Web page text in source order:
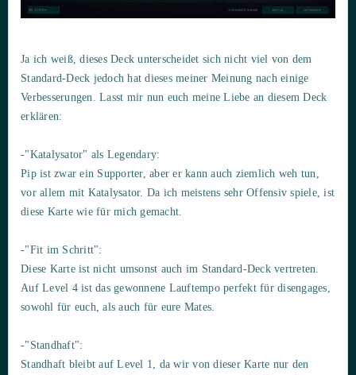
Ja ich weiß, dieses Deck unterscheidet sich nicht viel von dem
Standard-Deck jedoch hat dieses meiner Meinung nach einige
Verbesserungen. Lasst mir nun euch meine Liebe an diesem Deck
erklären:
-"Katalysator" als Legendary:
Pip ist zwar ein Supporter, aber er kann auch ziemlich weh tun,
vor allem mit Katalysator. Da ich meistens sehr Offensiv spiele, ist
diese Karte wie für mich gemacht.
-"Fit im Schritt":
Diese Karte ist nicht umsonst auch im Standard-Deck vertreten.
Auf Level 4 ist das gewonnene Lauftempo perfekt für disengages,
sowohl für euch, als auch für eure Mates.
-"Standhaft":
Standhaft bleibt auf Level 1, da wir von dieser Karte nur den